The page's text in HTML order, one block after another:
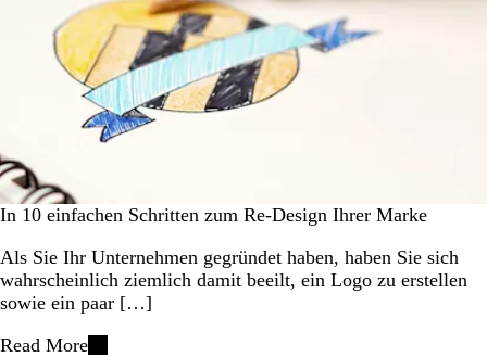
In 10 einfachen Schritten zum Re-Design Ihrer Marke
Als Sie Ihr Unternehmen gegründet haben, haben Sie sich
wahrscheinlich ziemlich damit beeilt, ein Logo zu erstellen
sowie ein paar […]
Read More